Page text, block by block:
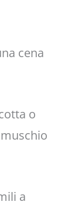
cena
o
a